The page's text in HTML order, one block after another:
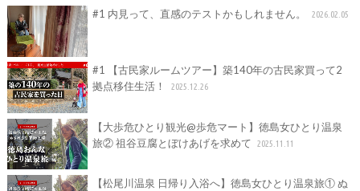
#1 内見って、直感のテストかもしれません。 2026.02.05
#1 【古民家ルームツアー】築140年の古民家買って2
拠点移住生活！
2025.12.26
【大歩危ひとり観光@歩危マート】徳島女ひとり温泉
旅② 祖谷豆腐とぼけあげを求めて
2025.11.11
【松尾川温泉 日帰り入浴へ】徳島女ひとり温泉旅① ぬ